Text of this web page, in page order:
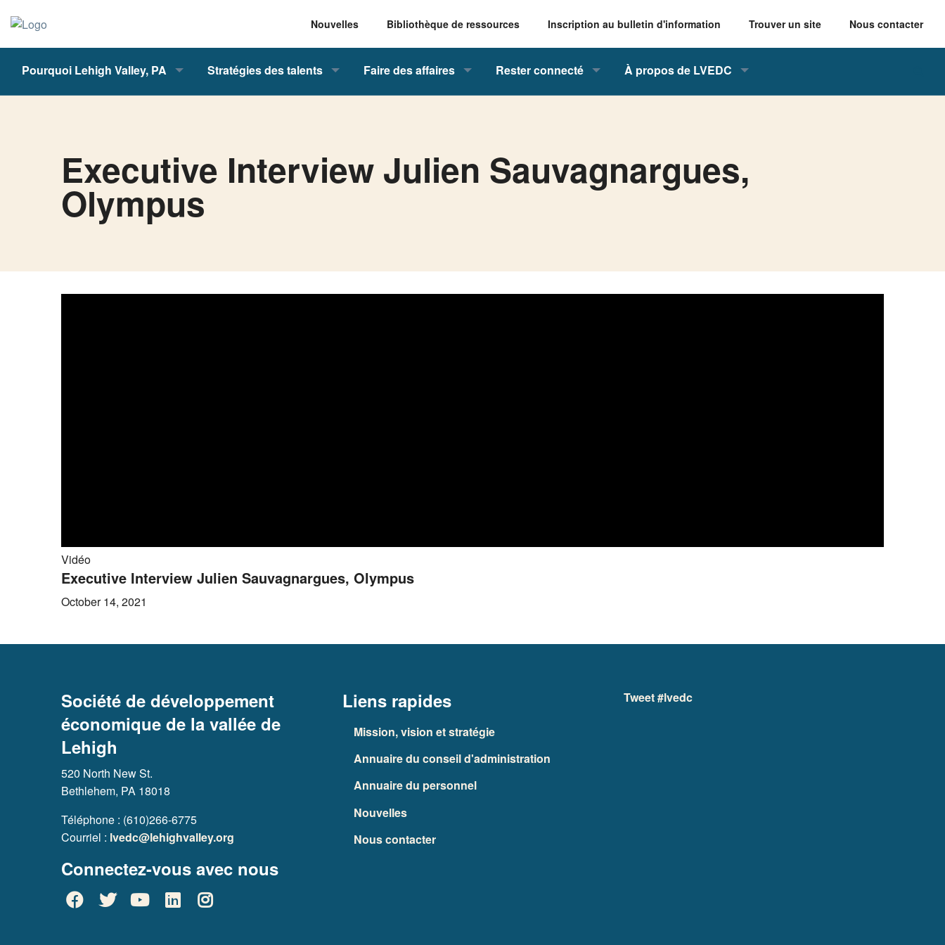
Nouvelles Bibliothèque de ressources Inscription au bulletin d'information Trouver un site Nous contacter
Pourquoi Lehigh Valley, PA Stratégies des talents Faire des affaires Rester connecté À propos de LVEDC
Executive Interview Julien Sauvagnargues,
Olympus
Vidéo
Executive Interview Julien Sauvagnargues, Olympus
October 14, 2021
Société de développement
économique de la vallée de
Lehigh
520 North New St.
Bethlehem, PA 18018
Téléphone : (610)266-6775
Courriel : lvedc@lehighvalley.org
Connectez-vous avec nous
Liens rapides
Mission, vision et stratégie
Annuaire du conseil d'administration
Annuaire du personnel
Nouvelles
Nous contacter
Tweet #lvedc